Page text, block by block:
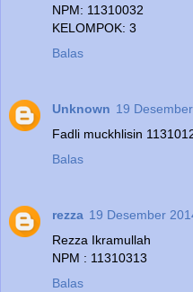
NPM: 11310032
KELOMPOK: 3
Balas
Unknown 19
Fadli muckhlisin
Balas
rezza 19 Desember
Rezza Ikramullah
NPM : 11310313
Balas